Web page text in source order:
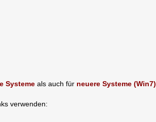
Systeme als auch für neuere Systeme (Win7)
verwenden: